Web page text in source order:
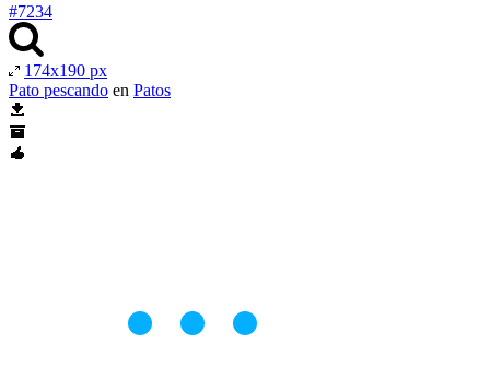
#7234
174x190 px
Pato pescando en Patos